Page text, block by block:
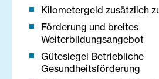
Kilometergeld zusätzlich
Förderung und breites
Weiterbildungsangebot
Gütesiegel Betriebliche
Gesundheitsförderung